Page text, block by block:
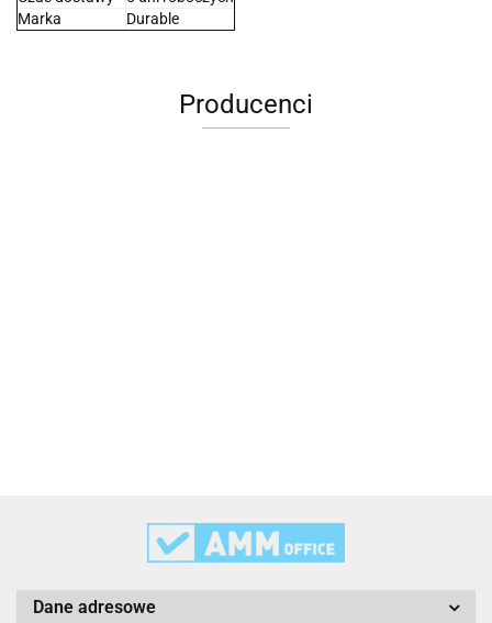
Marka
Durable
Producenci
Dane adresowe